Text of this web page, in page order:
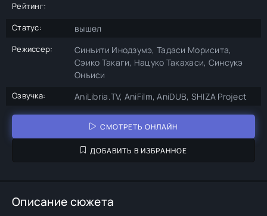
Рейтинг:
Статус:
вышел
Режиссер:
Синъити Инодзумэ, Тадаси Морисита,
Сэико Такаги, Нацуко Такахаси, Синсукэ
Онъиси
Озвучка: AniLibria.TV, AniFilm, AniDUB, SHIZA Project
СМОТРЕТЬ ОНЛАЙН
ДОБАВИТЬ В ИЗБРАННОЕ
Описание сюжета